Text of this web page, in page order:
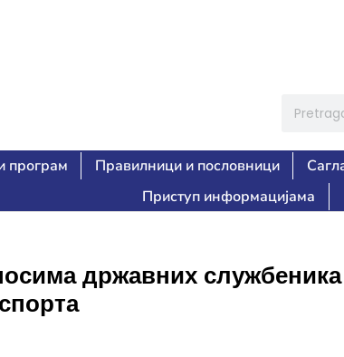
програм Правилници и пословници
Приступ информацијама
државних